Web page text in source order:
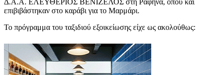
Δ.Α.Α. ΕΛΕΥΘΕΡΙΟΣ ΒΕΝΙΖΕΛΟΣ στη Ραφήνα, όπου και
επιβιβάστηκαν στο καράβι για το Μαρμάρι.
Το πρόγραμμα του ταξιδιού εξοικείωσης είχε ως ακολούθως: